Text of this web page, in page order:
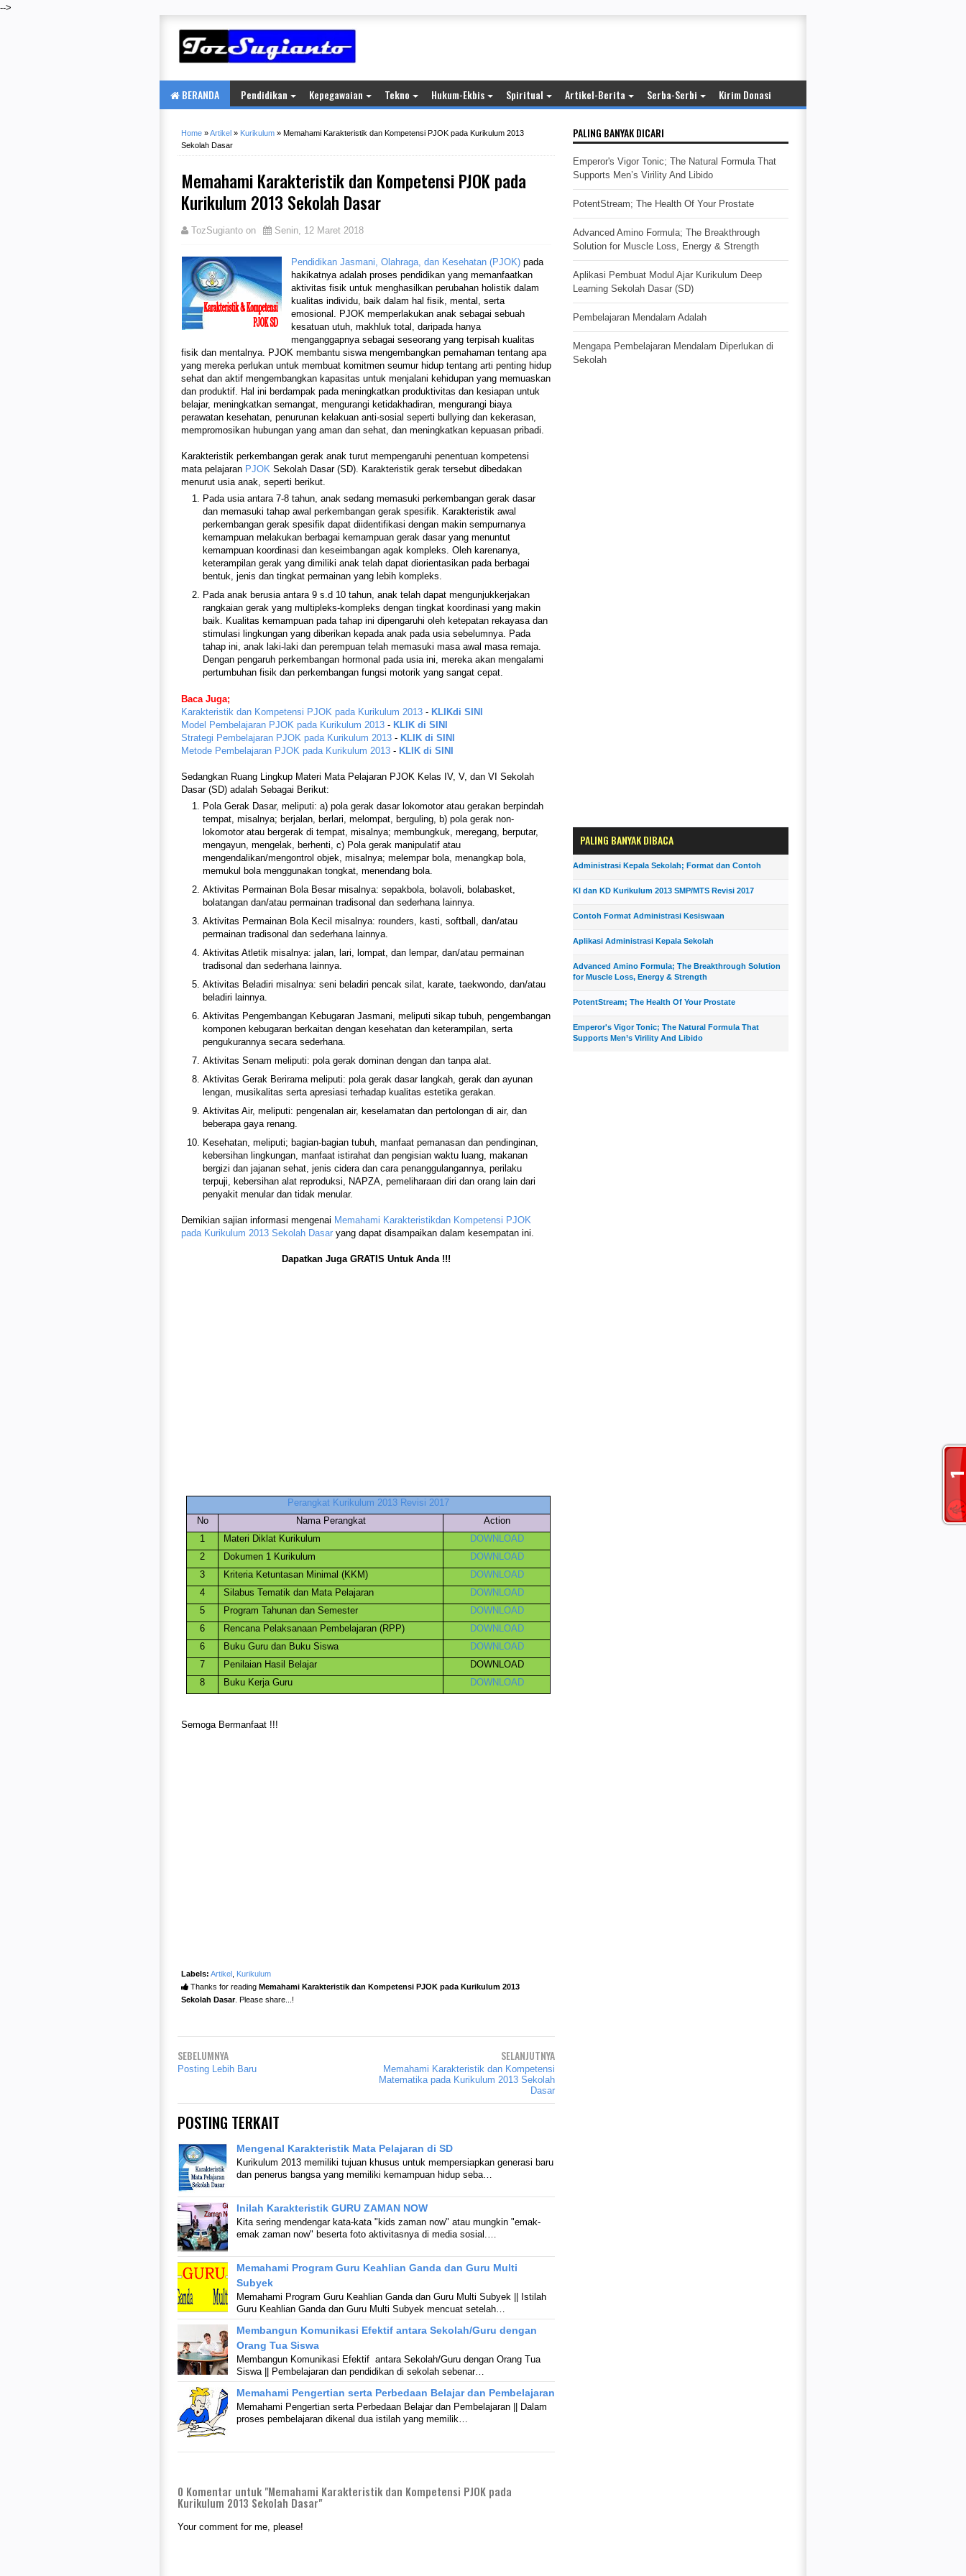
-->
BERANDA Pendidikan Kepegawaian Tekno Hukum-Ekbis Spiritual Artikel-Berita Serba-Serbi Kirim Donasi
Home »Artikel » Kurikulum » Memahami Karakteristik dan Kompetensi PJOK pada Kurikulum 2013
Sekolah Dasar
Memahami Karakteristik dan Kompetensi PJOK pada
Kurikulum 2013 Sekolah Dasar
TozSugianto on Senin, 12 Maret 2018
Pendidikan Jasmani, Olahraga, dan Kesehatan (PJOK) pada
hakikatnya adalah proses pendidikan yang memanfaatkan
aktivitas fisik untuk menghasilkan perubahan holistik dalam
kualitas individu, baik dalam hal fisik, mental, serta
emosional. PJOK memperlakukan anak sebagai sebuah
kesatuan utuh, makhluk total, daripada hanya
menganggapnya sebagai seseorang yang terpisah kualitas
fisik dan mentalnya. PJOK membantu siswa mengembangkan pemahaman tentang apa
yang mereka perlukan untuk membuat komitmen seumur hidup tentang arti penting hidup
sehat dan aktif mengembangkan kapasitas untuk menjalani kehidupan yang memuaskan
dan produktif. Hal ini berdampak pada meningkatkan produktivitas dan kesiapan untuk
belajar, meningkatkan semangat, mengurangi ketidakhadiran, mengurangi biaya
perawatan kesehatan, penurunan kelakuan anti-sosial seperti bullying dan kekerasan,
mempromosikan hubungan yang aman dan sehat, dan meningkatkan kepuasan pribadi.
Karakteristik perkembangan gerak anak turut mempengaruhi penentuan kompetensi
mata pelajaran PJOK Sekolah Dasar (SD). Karakteristik gerak tersebut dibedakan
menurut usia anak, seperti berikut.
Pada usia antara 7-8 tahun, anak sedang memasuki perkembangan gerak dasar
dan memasuki tahap awal perkembangan gerak spesifik. Karakteristik awal
perkembangan gerak spesifik dapat diidentifikasi dengan makin sempurnanya
kemampuan melakukan berbagai kemampuan gerak dasar yang menuntut
kemampuan koordinasi dan keseimbangan agak kompleks. Oleh karenanya,
keterampilan gerak yang dimiliki anak telah dapat diorientasikan pada berbagai
bentuk, jenis dan tingkat permainan yang lebih kompleks.
Pada anak berusia antara 9 s.d 10 tahun, anak telah dapat mengunjukkerjakan
rangkaian gerak yang multipleks-kompleks dengan tingkat koordinasi yang makin
baik. Kualitas kemampuan pada tahap ini dipengaruhi oleh ketepatan rekayasa dan
stimulasi lingkungan yang diberikan kepada anak pada usia sebelumnya. Pada
tahap ini, anak laki-laki dan perempuan telah memasuki masa awal masa remaja.
Dengan pengaruh perkembangan hormonal pada usia ini, mereka akan mengalami
pertumbuhan fisik dan perkembangan fungsi motorik yang sangat cepat.
Baca Juga;
Karakteristik dan Kompetensi PJOK pada Kurikulum 2013 - KLIKdi SINI
Model Pembelajaran PJOK pada Kurikulum 2013 - KLIK di SINI
Strategi Pembelajaran PJOK pada Kurikulum 2013 - KLIK di SINI
Metode Pembelajaran PJOK pada Kurikulum 2013 - KLIK di SINI
Sedangkan Ruang Lingkup Materi Mata Pelajaran PJOK Kelas IV, V, dan VI Sekolah
Dasar (SD) adalah Sebagai Berikut:
Pola Gerak Dasar, meliputi: a) pola gerak dasar lokomotor atau gerakan berpindah
tempat, misalnya; berjalan, berlari, melompat, berguling, b) pola gerak non-
lokomotor atau bergerak di tempat, misalnya; membungkuk, meregang, berputar,
mengayun, mengelak, berhenti, c) Pola gerak manipulatif atau
mengendalikan/mengontrol objek, misalnya; melempar bola, menangkap bola,
memukul bola menggunakan tongkat, menendang bola.
Aktivitas Permainan Bola Besar misalnya: sepakbola, bolavoli, bolabasket,
bolatangan dan/atau permainan tradisonal dan sederhana lainnya.
Aktivitas Permainan Bola Kecil misalnya: rounders, kasti, softball, dan/atau
permainan tradisonal dan sederhana lainnya.
Aktivitas Atletik misalnya: jalan, lari, lompat, dan lempar, dan/atau permainan
tradisonal dan sederhana lainnya.
Aktivitas Beladiri misalnya: seni beladiri pencak silat, karate, taekwondo, dan/atau
beladiri lainnya.
Aktivitas Pengembangan Kebugaran Jasmani, meliputi sikap tubuh, pengembangan
komponen kebugaran berkaitan dengan kesehatan dan keterampilan, serta
pengukurannya secara sederhana.
Aktivitas Senam meliputi: pola gerak dominan dengan dan tanpa alat.
Aktivitas Gerak Berirama meliputi: pola gerak dasar langkah, gerak dan ayunan
lengan, musikalitas serta apresiasi terhadap kualitas estetika gerakan.
Aktivitas Air, meliputi: pengenalan air, keselamatan dan pertolongan di air, dan
beberapa gaya renang.
Kesehatan, meliputi; bagian-bagian tubuh, manfaat pemanasan dan pendinginan,
kebersihan lingkungan, manfaat istirahat dan pengisian waktu luang, makanan
bergizi dan jajanan sehat, jenis cidera dan cara penanggulangannya, perilaku
terpuji, kebersihan alat reproduksi, NAPZA, pemeliharaan diri dan orang lain dari
penyakit menular dan tidak menular.
Demikian sajian informasi mengenai Memahami Karakteristikdan Kompetensi PJOK
pada Kurikulum 2013 Sekolah Dasar yang dapat disampaikan dalam kesempatan ini.
Dapatkan Juga GRATIS Untuk Anda !!!
Perangkat Kurikulum 2013 Revisi 2017
No
Nama Perangkat
Action
1
Materi Diklat Kurikulum
DOWNLOAD
2
Dokumen 1 Kurikulum
DOWNLOAD
3
Kriteria Ketuntasan Minimal (KKM)
DOWNLOAD
4
Silabus Tematik dan Mata Pelajaran
DOWNLOAD
5
Program Tahunan dan Semester
DOWNLOAD
6
Rencana Pelaksanaan Pembelajaran (RPP)
DOWNLOAD
6
Buku Guru dan Buku Siswa
DOWNLOAD
7
Penilaian Hasil Belajar
DOWNLOAD
8
Buku Kerja Guru DOWNLOAD
Semoga Bermanfaat !!!
Labels: Artikel Kurikulum
Thanks for reading Memahami Karakteristik dan Kompetensi PJOK pada Kurikulum 2013
Sekolah Dasar. Please share...!
SEBELUMNYA
Posting Lebih Baru
SELANJUTNYA
Memahami Karakteristik dan Kompetensi
Matematika pada Kurikulum 2013 Sekolah
Dasar
POSTING TERKAIT
Mengenal Karakteristik Mata Pelajaran di SD
Kurikulum 2013 memiliki tujuan khusus untuk mempersiapkan generasi baru
dan penerus bangsa yang memiliki kemampuan hidup seba…
Inilah Karakteristik GURU ZAMAN NOW
Kita sering mendengar kata-kata "kids zaman now" atau mungkin "emak-
emak zaman now" beserta foto aktivitasnya di media sosial.…
Memahami Program Guru Keahlian Ganda dan Guru Multi
Subyek
Memahami Program Guru Keahlian Ganda dan Guru Multi Subyek || Istilah
Guru Keahlian Ganda dan Guru Multi Subyek mencuat setelah…
Membangun Komunikasi Efektif antara Sekolah/Guru dengan
Orang Tua Siswa
Membangun Komunikasi Efektif antara Sekolah/Guru dengan Orang Tua
Siswa || Pembelajaran dan pendidikan di sekolah sebenar…
Memahami Pengertian serta Perbedaan Belajar dan Pembelajaran
Memahami Pengertian serta Perbedaan Belajar dan Pembelajaran || Dalam
proses pembelajaran dikenal dua istilah yang memilik…
0 Komentar untuk "Memahami Karakteristik dan Kompetensi PJOK pada
Kurikulum 2013 Sekolah Dasar"
Your comment for me, please!
PALING BANYAK DICARI
Emperor's Vigor Tonic; The Natural Formula That
Supports Men’s Virility And Libido
PotentStream; The Health Of Your Prostate
Advanced Amino Formula; The Breakthrough
Solution for Muscle Loss, Energy & Strength
Aplikasi Pembuat Modul Ajar Kurikulum Deep
Learning Sekolah Dasar (SD)
Pembelajaran Mendalam Adalah
Mengapa Pembelajaran Mendalam Diperlukan di
Sekolah
PALING BANYAK DIBACA
Administrasi Kepala Sekolah; Format dan Contoh
KI dan KD Kurikulum 2013 SMP/MTS Revisi 2017
Contoh Format Administrasi Kesiswaan
Aplikasi Administrasi Kepala Sekolah
Advanced Amino Formula; The Breakthrough Solution
for Muscle Loss, Energy & Strength
PotentStream; The Health Of Your Prostate
Emperor's Vigor Tonic; The Natural Formula That
Supports Men’s Virility And Libido